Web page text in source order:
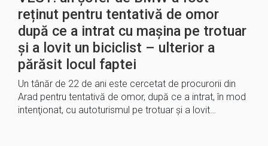
reținut pentru tentativă de omor
după ce a intrat cu mașina pe trotuar
şi a lovit un biciclist – ulterior a
părăsit locul faptei
Un tânăr de 22 de ani este cercetat de procurorii din
Arad pentru tentativă de omor, după ce a intrat, în mod
intenţionat, cu autoturismul pe trotuar şi a lovit…